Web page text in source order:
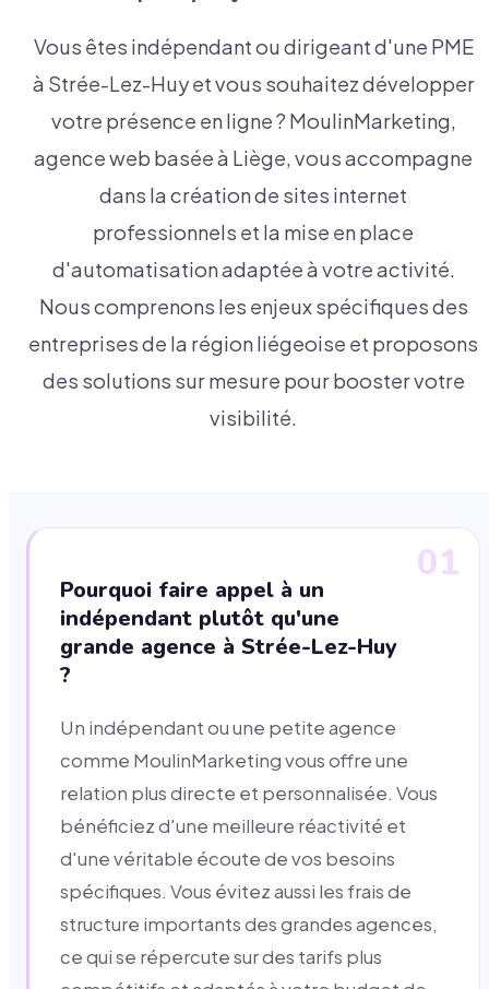
Vous êtes indépendant ou dirigeant d'une PME
à Strée-Lez-Huy et vous souhaitez développer
votre présence en ligne ? MoulinMarketing,
agence web basée à Liège, vous accompagne
dans la création de sites internet
professionnels et la mise en place
d'automatisation adaptée à votre activité.
Nous comprenons les enjeux spécifiques des
entreprises de la région liégeoise et proposons
des solutions sur mesure pour booster votre
visibilité.
01
Pourquoi faire appel à un
indépendant plutôt qu'une
grande agence à Strée-Lez-Huy
?
Un indépendant ou une petite agence
comme MoulinMarketing vous offre une
relation plus directe et personnalisée. Vous
bénéficiez d'une meilleure réactivité et
d'une véritable écoute de vos besoins
spécifiques. Vous évitez aussi les frais de
structure importants des grandes agences,
ce qui se répercute sur des tarifs plus